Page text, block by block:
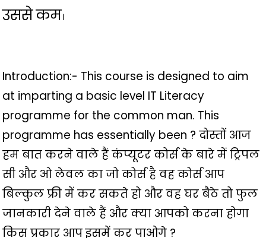
उससे कम।
Introduction:- This course is designed to aim
at imparting a basic level IT Literacy
programme for the common man. This
programme has essentially been ? दोस्तों आज
हम बात करने वाले हैं कंप्यूटर कोर्स के बारे में ट्रिपल
सी और ओ लेवल का जो कोर्स है वह कोर्स आप
बिल्कुल फ्री में कर सकते हो और वह घर बैठे तो फुल
जानकारी देने वाले हैं और क्या आपको करना होगा
किस प्रकार आप इसमें कर पाओगे ?